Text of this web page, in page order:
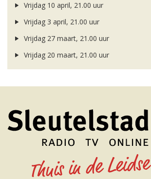
Vrijdag 10 april, 21.00 uur
Vrijdag 3 april, 21.00 uur
Vrijdag 27 maart, 21.00 uur
Vrijdag 20 maart, 21.00 uur